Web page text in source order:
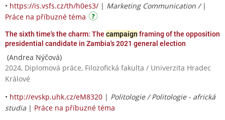
• https://is.vsfs.cz/th/h0es3/ | Marketing Communication / |
Práce na příbuzné téma
The sixth time's the charm: The campaign framing of the opposition
presidential candidate in Zambia's 2021 general election
(Andrea Nýčová)
2024, Diplomová práce, Filozofická fakulta / Univerzita Hradec
Králové
• http://evskp.uhk.cz/eM8320 | Politologie / Politologie - africká
studia | Práce na příbuzné téma